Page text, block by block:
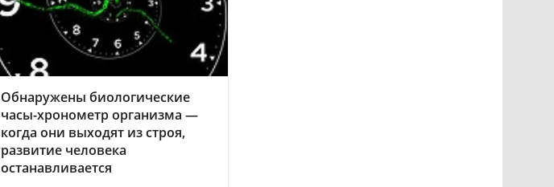
Обнаружены биологические
часы-хронометр организма —
когда они выходят из строя,
развитие человека
останавливается